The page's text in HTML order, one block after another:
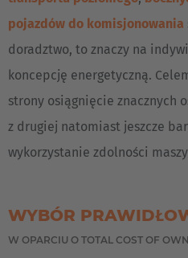
pojazdów do komisjonowania
doradztwo, to znaczy na
koncepcję energetyczną.
strony osiągnięcie znacznych
z drugiej natomiast jeszcze
wykorzystanie zdolności
WYBÓR
W OPARCIU O TOTAL COST OF